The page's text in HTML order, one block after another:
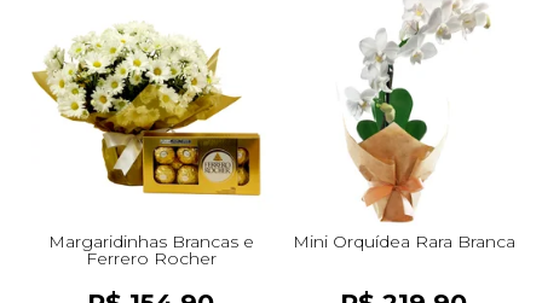
Margaridinhas Brancas e
Ferrero Rocher
Mini Orquídea Rara Branca